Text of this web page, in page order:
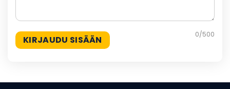
0/500